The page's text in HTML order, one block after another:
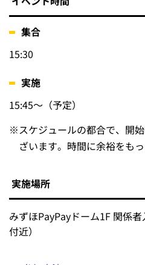
集合
15:30
実施
15:45～（予定）
※スケジュールの都合で、開
ざいます。時間に余裕をも
実施場所
みずほPayPayドーム1F 関係
付近）